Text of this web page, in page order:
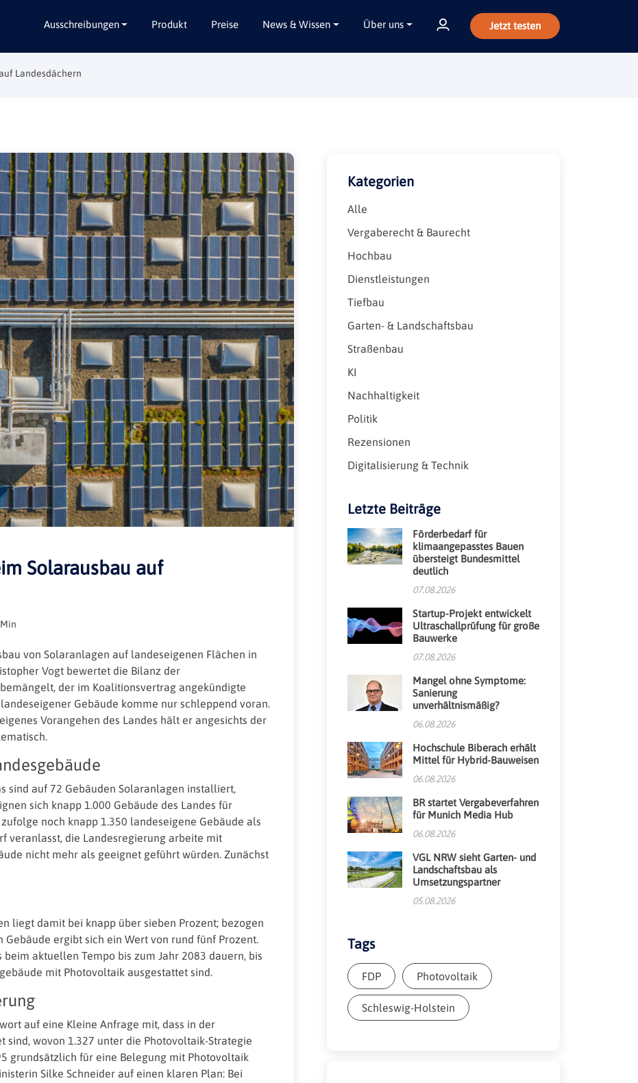
Ausschreibungen
Alle Bundesländer
Brandenburg
Bremen
Hamburg
Hessen
Mecklenburg-Vorpommern
Niedersachsen
Nordrhein-Westfalen
Rheinland-Pfalz
Saarland
Sachsen
Sachsen-Anhalt
Schleswig-Holstein
Thüringen
Gebäudeausbau
Gebäudeausstattung
Gebäudetechnik
Hochbau / Rohbau
Lieferungen
Planungsleistungen
Tiefbau
Verkehrsbau
Produkt Preise News & Wissen Über uns Jetzt testen
Landesdächern
Solarausbau auf
von Solaranlagen auf landeseigenen Flächen in
Vogt bewertet die Bilanz der
der im Koalitionsvertrag angekündigte
Gebäude komme nur schleppend voran.
Vorangehen des Landes hält er angesichts der
sind auf 72 Gebäuden Solaranlagen installiert,
sich knapp 1.000 Gebäude des Landes für
noch knapp 1.350 landeseigene Gebäude als
veranlasst, die Landesregierung arbeite mit
nicht mehr als geeignet geführt würden. Zunächst
liegt damit bei knapp über sieben Prozent; bezogen
ergibt sich ein Wert von rund fünf Prozent.
aktuellen Tempo bis zum Jahr 2083 dauern, bis
mit Photovoltaik ausgestattet sind.
auf eine Kleine Anfrage mit, dass in der
sind, wovon 1.327 unter die Photovoltaik-Strategie
grundsätzlich für eine Belegung mit Photovoltaik
Silke Schneider auf einen klaren Plan: Bei
Kategorien
Alle
Vergaberecht & Baurecht
Hochbau
Dienstleistungen
Tiefbau
Garten- & Landschaftsbau
Straßenbau
KI
Nachhaltigkeit
Politik
Rezensionen
Digitalisierung & Technik
Letzte Beiträge
Förderbedarf für
klimaangepasstes Bauen
übersteigt Bundesmittel
deutlich
07.08.2026
Startup-Projekt entwickelt
Ultraschallprüfung für große
Bauwerke
07.08.2026
Mangel ohne Symptome:
Sanierung
unverhältnismäßig?
06.08.2026
Hochschule Biberach erhält
Mittel für Hybrid-Bauweisen
06.08.2026
BR startet Vergabeverfahren
für Munich Media Hub
06.08.2026
VGL NRW sieht Garten- und
Landschaftsbau als
Umsetzungspartner
05.08.2026
Tags
FDP Photovoltaik
Schleswig-Holstein